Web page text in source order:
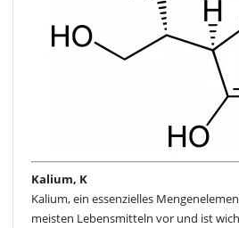
Kalium, K
Kalium, ein essenzielles
meisten Lebensmitteln vor und ist